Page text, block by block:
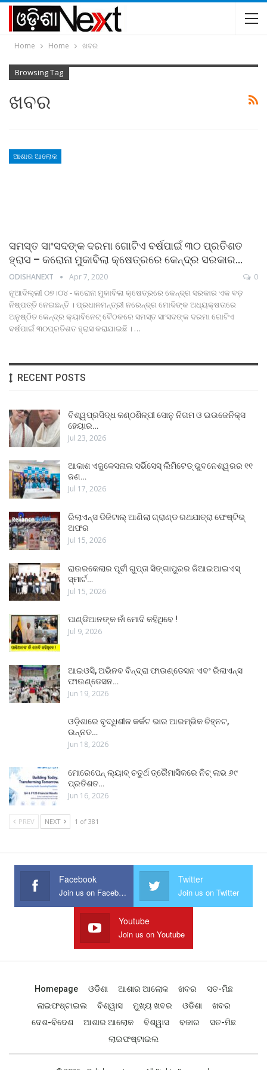
Home Home ଖବର
Browsing Tag
ଖବର
ଆଶାର ଆଲୋକ
ସମସ୍ତ ସାଂସଦଙ୍କ ଦରମା ଗୋଟିଏ ବର୍ଷପାଇଁ ୩୦ ପ୍ରତିଶତ
ହ୍ରାସ – କରୋନା ମୁକାବିଲା କ୍ଷେତ୍ରରେ କେନ୍ଦ୍ର ସରକାର…
ODISHANEXT Apr 7, 2020 0
ନୂଆଦିଲ୍ଲୀ ୦୭।୦୪ - କରୋନା ମୁକାବିଲା କ୍ଷେତ୍ରରେ କେନ୍ଦ୍ର ସରକାର ଏକ ବଡ଼
ନିଷ୍ପତ୍ତି ନେଇଛନ୍ତି । ପ୍ରଧାନମନ୍ତ୍ରୀ ନରେନ୍ଦ୍ର ମୋଦିଙ୍କ ଅଧ୍ୟକ୍ଷତାରେ
ଅନୁଷ୍ଠିତ କେନ୍ଦ୍ର କ୍ୟାବିନେଟ୍‍ ବୈଠକରେ ସମସ୍ତ ସାଂସଦଙ୍କ ଦରମା ଗୋଟିଏ
ବର୍ଷପାଇଁ ୩୦ପ୍ରତିଶତ ହ୍ରାସ କରାଯାଇଛି । …
RECENT POSTS
ବିଶ୍ୱପ୍ରସିଦ୍ଧ କଣ୍ଠଶିଳ୍ପୀ ସୋନୁ ନିଗମ ଓ ଇଉଜେନିକ୍ସ
ହେୟାର…
Jul 23, 2026
ଆକାଶ ଏଜୁକେସନାଲ ସର୍ଭିସେସ୍ ଲିମିଟେଡ୍ ଭୁବନେଶ୍ୱରର ୧୧
ଜଣ…
Jul 17, 2026
ରିଲାଏନ୍ସ ଡିଜିଟାଲ୍ ଆଣିଲା ଗ୍ରାଣ୍ଡ ରଥଯାତ୍ରା ଫେଷ୍ଟିଭ୍
ଅଫର
Jul 15, 2026
ରାଉରକେଲାର ପୂର୍ବୀ ଗୁପ୍ତା ସିଙ୍ଗାପୁରର ଜିଆଇଆଇଏସ୍
ସ୍ମାର୍ଟ…
Jul 15, 2026
ପାଣ୍ଡିଆନଙ୍କ ନାଁ ମୋଦି କହିଥିବେ !
Jul 9, 2026
ଆଇଓସି, ଅଭିନବ ବିନ୍ଦ୍ରା ଫାଉଣ୍ଡେସନ ଏବଂ ରିଲାଏନ୍ସ
ଫାଉଣ୍ଡେସନ…
Jun 19, 2026
ଓଡ଼ିଶାରେ ବୃଦ୍ଧିଶୀଳ କର୍କଟ ଭାର ଆରମ୍ଭିକ ଚିହ୍ନଟ,
ଉନ୍ନତ…
Jun 18, 2026
ମୋରେପେନ୍ ଲ୍ୟାବ୍ ଚତୁର୍ଥ ତ୍ରୈମାସିକରେ ନିଟ୍ ଲାଭ ୬୯
ପ୍ରତିଶତ…
Jun 16, 2026
PREV NEXT 1 of 381
Facebook
Join us on Facebook
Twitter
Join us on Twitter
Youtube
Join us on Youtube
Homepage ଓଡିଶା ଆଶାର ଆଲୋକ ଖବର
ସତ-ମିଛ
ଲାଇଫଷ୍ଟାଇଲ
ବିଶ୍ୱାସ ମୁଖ୍ୟ ଖବର ଓଡିଶା
ଖବର
ଦେଶ-ବିଦେଶ
ଆଶାର ଆଲୋକ ବିଶ୍ୱାସ ବଜାର
ସତ-ମିଛ
ଲାଇଫଷ୍ଟାଇଲ